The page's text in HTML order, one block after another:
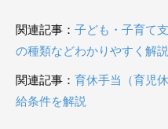
関連記事： 子ども・子育て
の種類などわかりやすく解説
関連記事： 育休手当（育児
給条件を解説